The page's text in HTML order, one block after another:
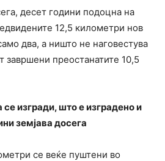
десет години подоцна на
12,5 километри нов
два, а ништо не наговестува
завршени преостанатите 10,5
изгради, што е изградено и
земјава досега
се веќе пуштени во